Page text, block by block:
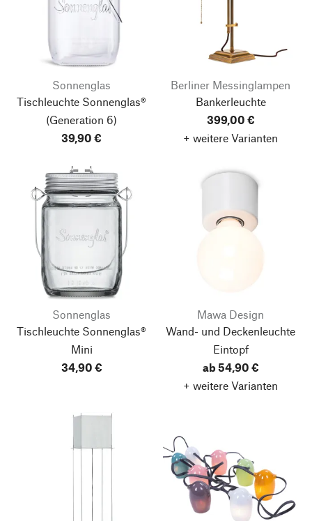
Sonnenglas
Tischleuchte Sonnenglas®
(Generation 6)
39,90 €
Berliner Messinglampen
Bankerleuchte
399,00 €
+ weitere Varianten
Sonnenglas
Tischleuchte Sonnenglas®
Mini
34,90 €
Mawa Design
Wand- und Deckenleuchte
Eintopf
ab 54,90 €
+ weitere Varianten